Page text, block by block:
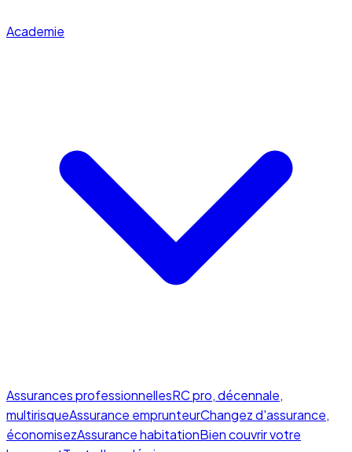
Academie
Assurances professionnellesRC pro, décennale,
multirisqueAssurance emprunteurChangez d'assurance,
économisezAssurance habitationBien couvrir votre